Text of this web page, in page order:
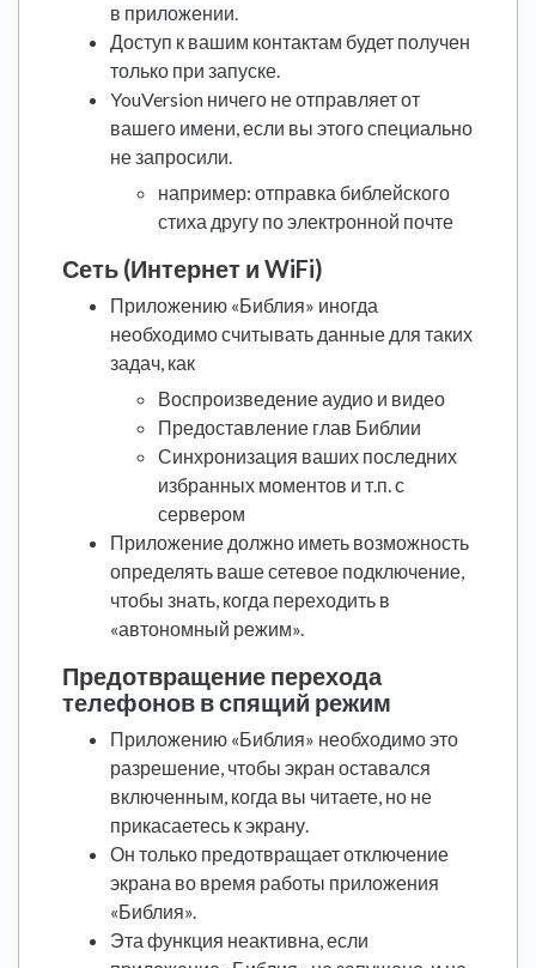
в приложении.
Доступ к вашим контактам будет получен
только при запуске.
YouVersion ничего не отправляет от
вашего имени, если вы этого специально
не запросили.
например: отправка библейского
стиха другу по электронной почте
Сеть (Интернет и WiFi)
Приложению «Библия» иногда
необходимо считывать данные для таких
задач, как
Воспроизведение аудио и видео
Предоставление глав Библии
Синхронизация ваших последних
избранных моментов и т.п. с
сервером
Приложение должно иметь возможность
определять ваше сетевое подключение,
чтобы знать, когда переходить в
«автономный режим».
Предотвращение перехода
телефонов в спящий режим
Приложению «Библия» необходимо это
разрешение, чтобы экран оставался
включенным, когда вы читаете, но не
прикасаетесь к экрану.
Он только предотвращает отключение
экрана во время работы приложения
«Библия».
Эта функция неактивна, если